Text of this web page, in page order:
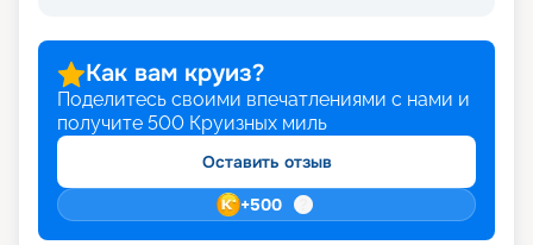
стоимость путешествия. Бронируйте круиз
прямо на этой странице сайта.
Как вам круиз?
Поделитесь своими впечатлениями с нами и
получите 500 Круизных миль
Оставить отзыв
+500